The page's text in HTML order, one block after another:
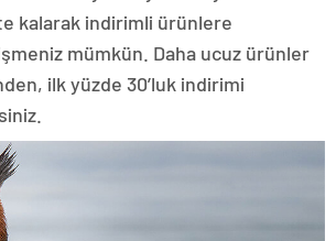
kalarak indirimli ürünlere
mümkün. Daha ucuz ürünler
ilk yüzde 30’luk indirimi